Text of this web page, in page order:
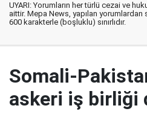
UYARI: Yorumların her türlü cezai ve
aittir. Mepa News, yapılan
600 karakterle (boşluklu) sınırlıdır.
Somali-
askeri iş birliği